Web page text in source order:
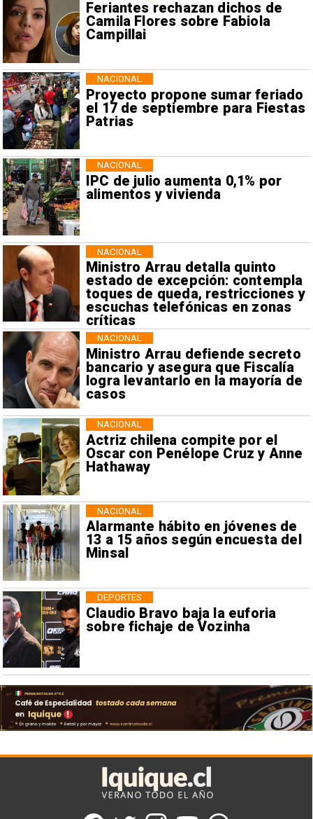
Feriantes rechazan dichos de
Camila Flores sobre Fabiola
Campillai
Proyecto propone sumar feriado
el 17 de septiembre para Fiestas
Patrias
NACIONAL
IPC de julio aumenta 0,1% por
alimentos y vivienda
NACIONAL
Ministro Arrau detalla quinto
estado de excepción: contempla
toques de queda, restricciones y
escuchas telefónicas en zonas
críticas
NACIONAL
Ministro Arrau defiende secreto
bancario y asegura que Fiscalía
logra levantarlo en la mayoría de
casos
NACIONAL
Actriz chilena compite por el
Oscar con Penélope Cruz y Anne
Hathaway
NACIONAL
Alarmante hábito en jóvenes de
13 a 15 años según encuesta del
Minsal
NACIONAL
Claudio Bravo baja la euforia
sobre fichaje de Vozinha
DEPORTES